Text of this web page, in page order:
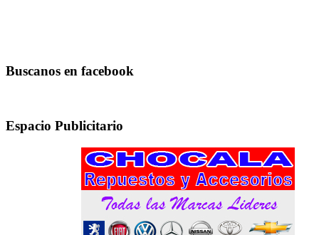
Buscanos en facebook
Espacio Publicitario